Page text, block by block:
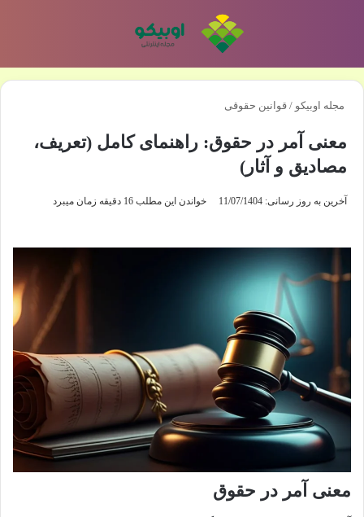
مجله اوبیکو / قوانین حقوقی
معنی آمر در حقوق: راهنمای کامل (تعریف،
مصادیق و آثار)
آخرین به روز رسانی: 11/07/1404 خواندن این مطلب 16 دقیقه زمان میبرد
معنی آمر در حقوق